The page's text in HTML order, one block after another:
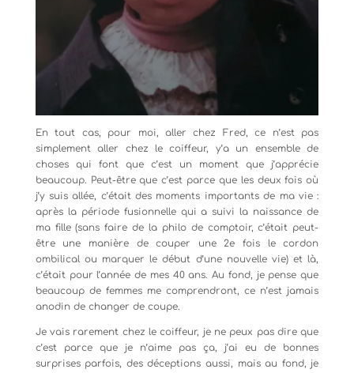
En tout cas, pour moi, aller chez Fred, ce n’est pas
simplement aller chez le coiffeur, y’a un ensemble de
choses qui font que c’est un moment que j’apprécie
beaucoup. Peut-être que c’est parce que les deux fois où
j’y suis allée, c’était des moments importants de ma vie :
après la période fusionnelle qui a suivi la naissance de
ma fille (sans faire de la philo de comptoir, c’était peut-
être une manière de couper une 2e fois le cordon
ombilical ou marquer le début d’une nouvelle vie) et là,
c’était pour l’année de mes 40 ans. Au fond, je pense que
beaucoup de femmes me comprendront, ce n’est jamais
anodin de changer de coupe.
Je vais rarement chez le coiffeur, je ne peux pas dire que
c’est parce que je n’aime pas ça, j’ai eu de bonnes
surprises parfois, des déceptions aussi, mais au fond, je